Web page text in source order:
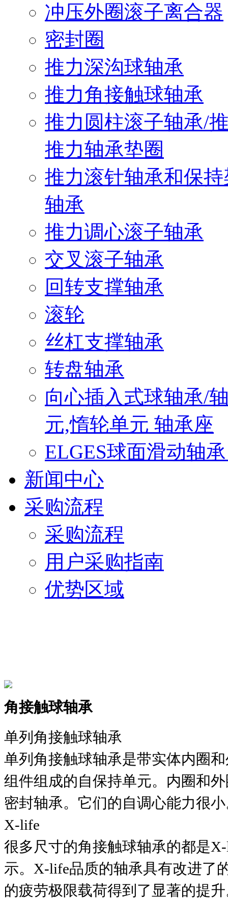
冲压外圈滚子离合器
密封圈
推力深沟球轴承
推力角接触球轴承
推力圆柱滚子轴承/
推力轴承垫圈
推力滚针轴承和保
轴承
推力调心滚子轴承
交叉滚子轴承
回转支撑轴承
滚轮
丝杠支撑轴承
转盘轴承
向心插入式球轴承/
元,惰轮单元 轴承座
ELGES球面滑动轴
新闻中心
采购流程
采购流程
用户采购指南
优势区域
角接触球轴承
单列角接触球轴承
单列角接触球轴承是带实体内圈
组件组成的自保持单元。内圈和
密封轴承。它们的自调心能力很
X-life
很多尺寸的角接触球轴承的都是
示。X-life品质的轴承具有改进了
的疲劳极限载荷得到了显著的提